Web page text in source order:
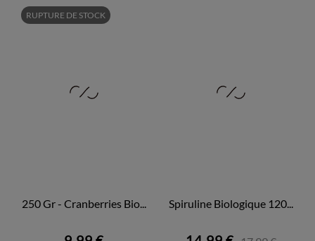
250 Gr - Cranberries Bio...
RUPTURE DE STOCK
Spiruline Biologique 120...